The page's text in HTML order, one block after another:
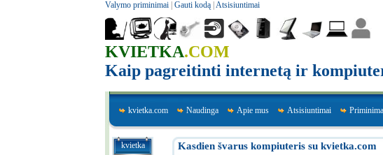
Valymo priminimai Gauti kodą Atsisiuntimai
KVIETKA.COM
Kaip pagreitinti internetą ir
kvietka.com Naudinga Apie mus Atsisiuntimai
kvietka Kasdien švarus kompiuteris su kvietka.com